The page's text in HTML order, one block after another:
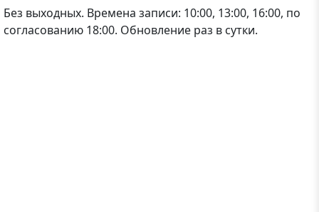
Без выходных. Времена записи: 10:00, 13:00, 16:00, по
согласованию 18:00. Обновление раз в сутки.